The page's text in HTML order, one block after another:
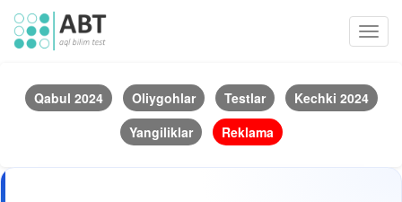
Qabul 2024 Oliygohlar Testlar
Kechki 2024
Yangiliklar
Reklama